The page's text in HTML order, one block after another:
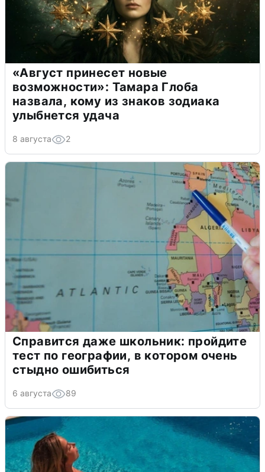
«Август принесет новые
возможности»: Тамара Глоба
назвала, кому из знаков зодиака
улыбнется удача
8 августа 2
Справится даже школьник: пройдите
тест по географии, в котором очень
стыдно ошибиться
6 августа 89